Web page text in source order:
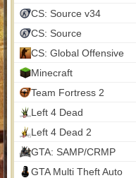
CS: Source v34
CS: Source
CS: Global Offensive
Minecraft
Team Fortress 2
Left 4 Dead
Left 4 Dead 2
GTA: SAMP/CRMP
GTA Multi Theft Auto